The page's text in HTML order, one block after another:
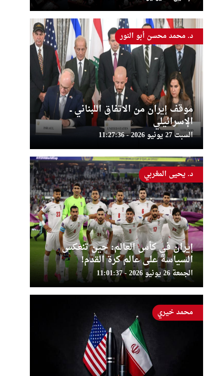
موقف إيران من الاتفاق اللبناني ــ
الإسرائيلي
السبت 27 يونيو 2026 - 11:27:36
د. محمد محسن أبو النور
إيران في كأس العالم: حين تنعكس
السياسة على عالم كرة القدم!
الجمعة 26 يونيو 2026 - 11:01:37
د. يحيى المغربي
محمد خيري